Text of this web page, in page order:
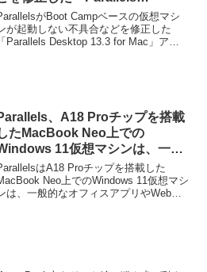
13.3 for Mac」アップデ
トをリリース。
がBoot Campベースの仮想マシ
が起動しない不具合などを修正した
「Parallels Desktop 13.3 for Mac」アッ
、A18 Proチップを搭載
たMacBook Neo上での
11仮想マシンは、一般
なオフィスアプリやWebアプリ
どの用途では最適に利用できる
ののCADや3Dレンダリング、
はA18 Proチップを搭載した
Neo上でのWindows 11仮想マシ
は、一般的なオフィスアプリやWebア